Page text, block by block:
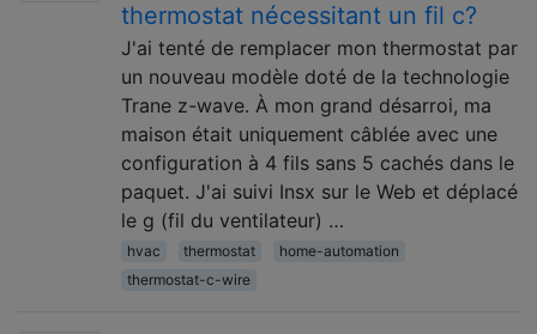
thermostat nécessitant un fil c?
J'ai tenté de remplacer mon thermostat par
un nouveau modèle doté de la technologie
Trane z-wave. À mon grand désarroi, ma
maison était uniquement câblée avec une
configuration à 4 fils sans 5 cachés dans le
paquet. J'ai suivi Insx sur le Web et déplacé
le g (fil du ventilateur) …
hvac thermostat
home-automation
thermostat-c-wire